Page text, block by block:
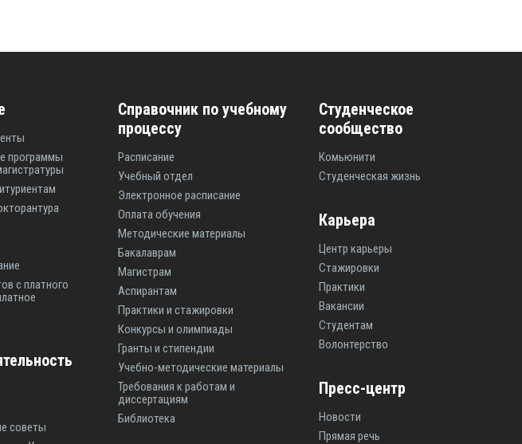
программы
с платного
советы
Справочник по учебному
процессу
Расписание
Учебный отдел
Электронное расписание
Оплата обучения
Методические материалы
Бакалаврам
Магистрам
Аспирантам
Практики и стажировки
Конкурсы и олимпиады
Гранты и стипендии
Учебно-методические материалы
Требования к работам и
диссертациям
Библиотека
Студенческое
сообщество
Комьюнити
Студенческая жизнь
Карьера
Центр карьеры
Стажировки
Практики
Вакансии
Студентам
Волонтерство
Пресс-центр
Новости
Прямая речь